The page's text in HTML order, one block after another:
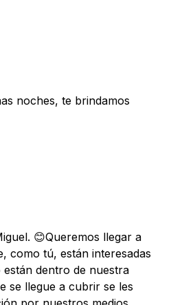
noches, te brindamos
😊Queremos llegar a
como tú, están interesadas
dentro de nuestra
se llegue a cubrir se les